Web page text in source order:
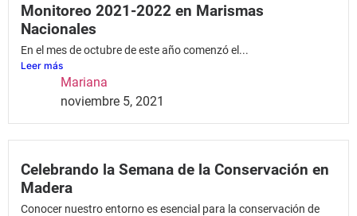
Monitoreo 2021-2022 en Marismas
Nacionales
En el mes de octubre de este año comenzó el...
Leer más
Mariana
noviembre 5, 2021
Celebrando la Semana de la Conservación en
Madera
Conocer nuestro entorno es esencial para la conservación de